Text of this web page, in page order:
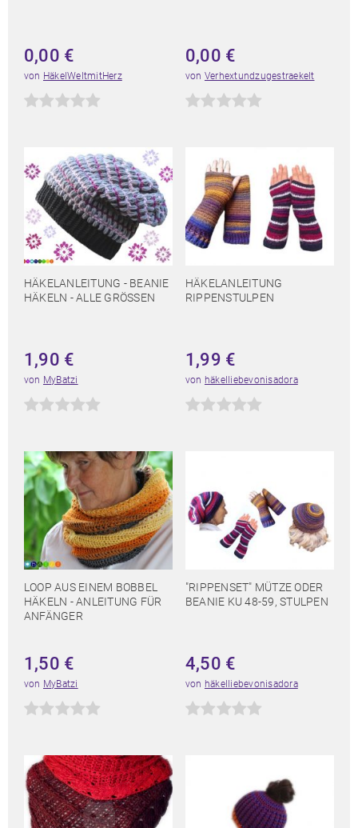
0,00 €
von HäkelWeltmitHerz
0,00 €
von Verhextundzugestraekelt
HÄKELANLEITUNG - BEANIE
HÄKELN - ALLE GRÖSSEN
1,90 €
von MyBatzi
HÄKELANLEITUNG
RIPPENSTULPEN
1,99 €
von häkelliebevonisadora
LOOP AUS EINEM BOBBEL
HÄKELN - ANLEITUNG FÜR
ANFÄNGER
1,50 €
von MyBatzi
"RIPPENSET" MÜTZE ODER
BEANIE KU 48-59, STULPEN
4,50 €
von häkelliebevonisadora